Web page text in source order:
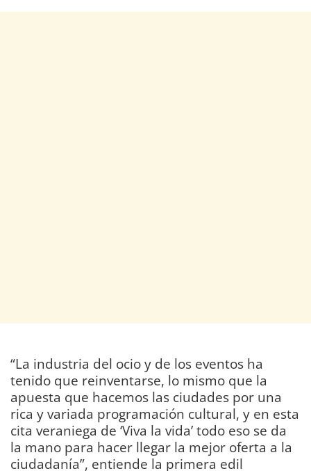
“La industria del ocio y de los eventos ha
tenido que reinventarse, lo mismo que la
apuesta que hacemos las ciudades por una
rica y variada programación cultural, y en esta
cita veraniega de ‘Viva la vida’ todo eso se da
la mano para hacer llegar la mejor oferta a la
ciudadanía”, entiende la primera edil